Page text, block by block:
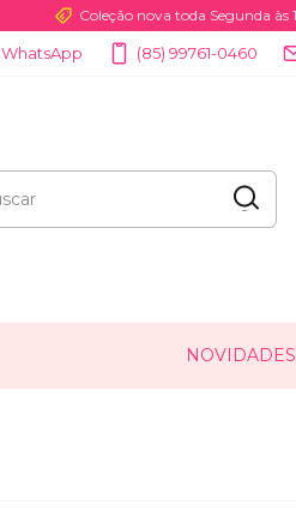
Coleção nova toda Segunda às
WhatsApp (85) 99761-0460
NOVIDADES